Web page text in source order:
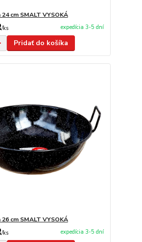
cm SMALT VYSOKÁ
/ks expedícia 3-5 dní
Pridať do košíka
cm SMALT VYSOKÁ
/ks expedícia 3-5 dní